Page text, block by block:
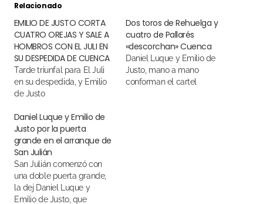
Relacionado
EMILIO DE JUSTO CORTA
CUATRO OREJAS Y SALE A
HOMBROS CON EL JULI EN
SU DESPEDIDA DE CUENCA
Tarde triunfal para El Juli
en su despedida, y Emilio
de Justo
Dos toros de Rehuelga y
cuatro de Pallarés
«descorchan» Cuenca
Daniel Luque y Emilio de
Justo, mano a mano
conforman el cartel
Daniel Luque y Emilio de
Justo por la puerta
grande en el arranque de
San Julián
San Julián comenzó con
una doble puerta grande,
la dej Daniel Luque y
Emilio de Justo, que